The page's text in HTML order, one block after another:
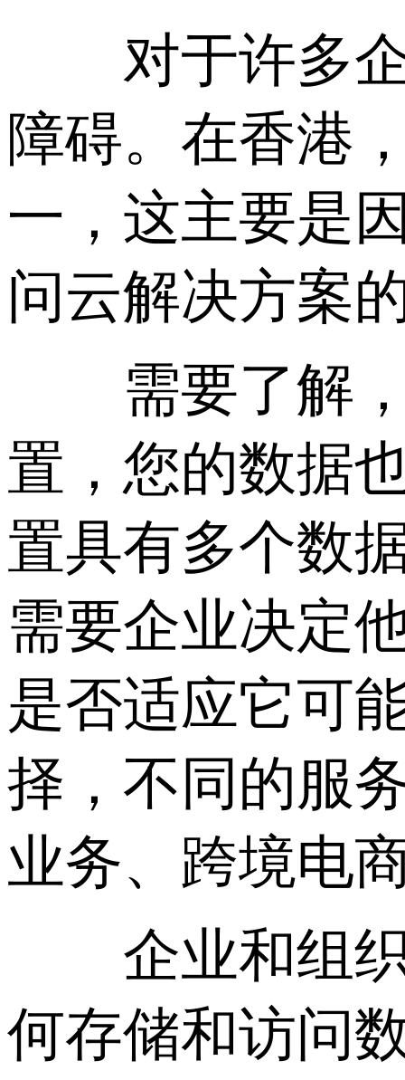
对于许多企
障碍。在香港
一，这主要是
问云解决方案
需要了解，
置，您的数据
置具有多个数
需要企业决定
是否适应它可
择，不同的服
业务、跨境电
企业和组织
何存储和访问